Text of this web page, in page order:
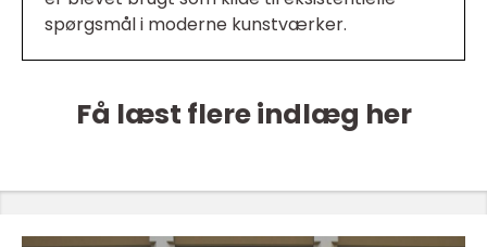
spørgsmål i moderne kunstværker.
Få læst flere indlæg her